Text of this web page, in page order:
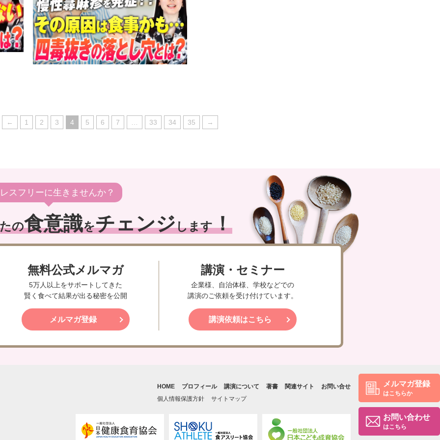
← 1 2 3 4 5 6 7 33 34 35 →
スフリーに生きませんか？
の食意識をチェンジします！
無料公式メルマガ
5万人以上をサポートしてきた
賢く食べて結果が出る秘密を公開
メルマガ登録
講演・セミナー
企業様、自治体様、学校などでの
講演のご依頼を受け付けています。
講演依頼はこちら
メルマガ登録
はこちらか
お問い合わせ
はこちら
HOME プロフィール 講演について 著書 関連サイト
お問い合せ
個人情報保護方針
サイトマップ